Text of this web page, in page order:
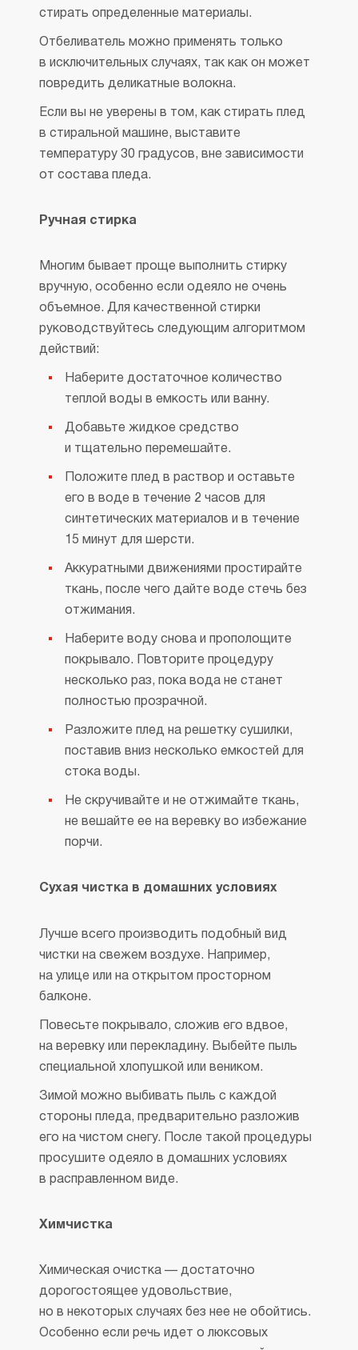
стирать определенные материалы.
Отбеливатель можно применять только
в исключительных случаях, так как он может
повредить деликатные волокна.
Если вы не уверены в том, как стирать плед
в стиральной машине, выставите
температуру 30 градусов, вне зависимости
от состава пледа.
Ручная стирка
Многим бывает проще выполнить стирку
вручную, особенно если одеяло не очень
объемное. Для качественной стирки
руководствуйтесь следующим алгоритмом
действий:
Наберите достаточное количество
теплой воды в емкость или ванну.
Добавьте жидкое средство
и тщательно перемешайте.
Положите плед в раствор и оставьте
его в воде в течение 2 часов для
синтетических материалов и в течение
15 минут для шерсти.
Аккуратными движениями простирайте
ткань, после чего дайте воде стечь без
отжимания.
Наберите воду снова и прополощите
покрывало. Повторите процедуру
несколько раз, пока вода не станет
полностью прозрачной.
Разложите плед на решетку сушилки,
поставив вниз несколько емкостей для
стока воды.
Не скручивайте и не отжимайте ткань,
не вешайте ее на веревку во избежание
порчи.
Сухая чистка в домашних условиях
Лучше всего производить подобный вид
чистки на свежем воздухе. Например,
на улице или на открытом просторном
балконе.
Повесьте покрывало, сложив его вдвое,
на веревку или перекладину. Выбейте пыль
специальной хлопушкой или веником.
Зимой можно выбивать пыль с каждой
стороны пледа, предварительно разложив
его на чистом снегу. После такой процедуры
просушите одеяло в домашних условиях
в расправленном виде.
Химчистка
Химическая очистка — достаточно
дорогостоящее удовольствие,
но в некоторых случаях без нее не обойтись.
Особенно если речь идет о люксовых